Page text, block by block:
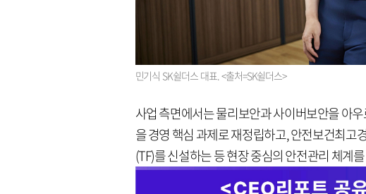
민기식 SK쉴더스 대표. <출처=SK쉴더스>
사업 측면에서는 물리보안과 사이버보안을 아
을 경영 핵심 과제로 재정립하고, 안전보건최고
(TF)를 신설하는 등 현장 중심의 안전관리 체계